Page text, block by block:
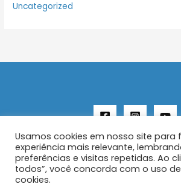
Uncategorized
Copyright © 2026
Usamos cookies em nosso site para
experiência mais relevante,
preferências e visitas repetidas. Ao
todos”, você concorda com o uso de
cookies.